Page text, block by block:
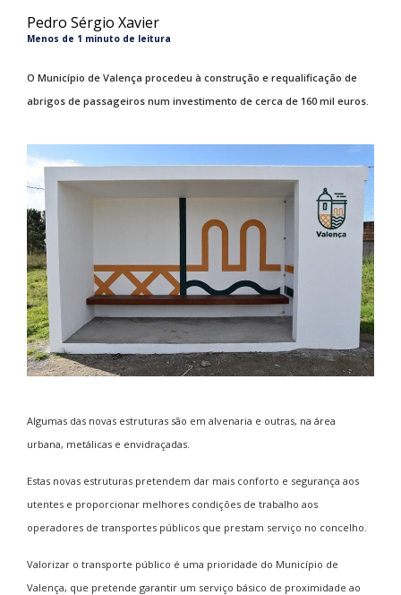
Pedro Sérgio Xavier
Menos de 1 minuto de leitura
O Município de Valença procedeu à construção e requalificação de
abrigos de passageiros num investimento de cerca de 160 mil euros.
Algumas das novas estruturas são em alvenaria e outras, na área
urbana, metálicas e envidraçadas.
Estas novas estruturas pretendem dar mais conforto e segurança aos
utentes e proporcionar melhores condições de trabalho aos
operadores de transportes públicos que prestam serviço no concelho.
Valorizar o transporte público é uma prioridade do Município de
Valença, que pretende garantir um serviço básico de proximidade ao